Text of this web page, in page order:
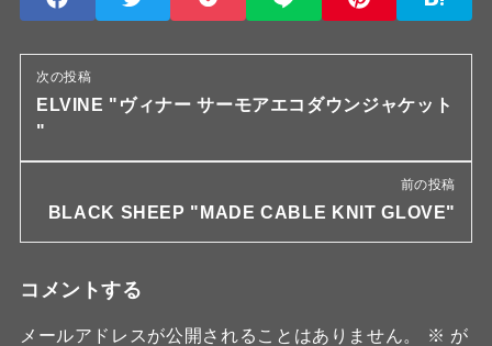
次の投稿
ELVINE "ヴィナー サーモアエコダウンジャケット
"
前の投稿
BLACK SHEEP "MADE CABLE KNIT GLOVE"
コメントする
メールアドレスが公開されることはありません。 ※ が